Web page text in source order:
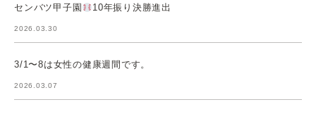
センバツ甲子園 10年振り決勝進出
2026.03.30
3/1〜8は女性の健康週間です。
2026.03.07